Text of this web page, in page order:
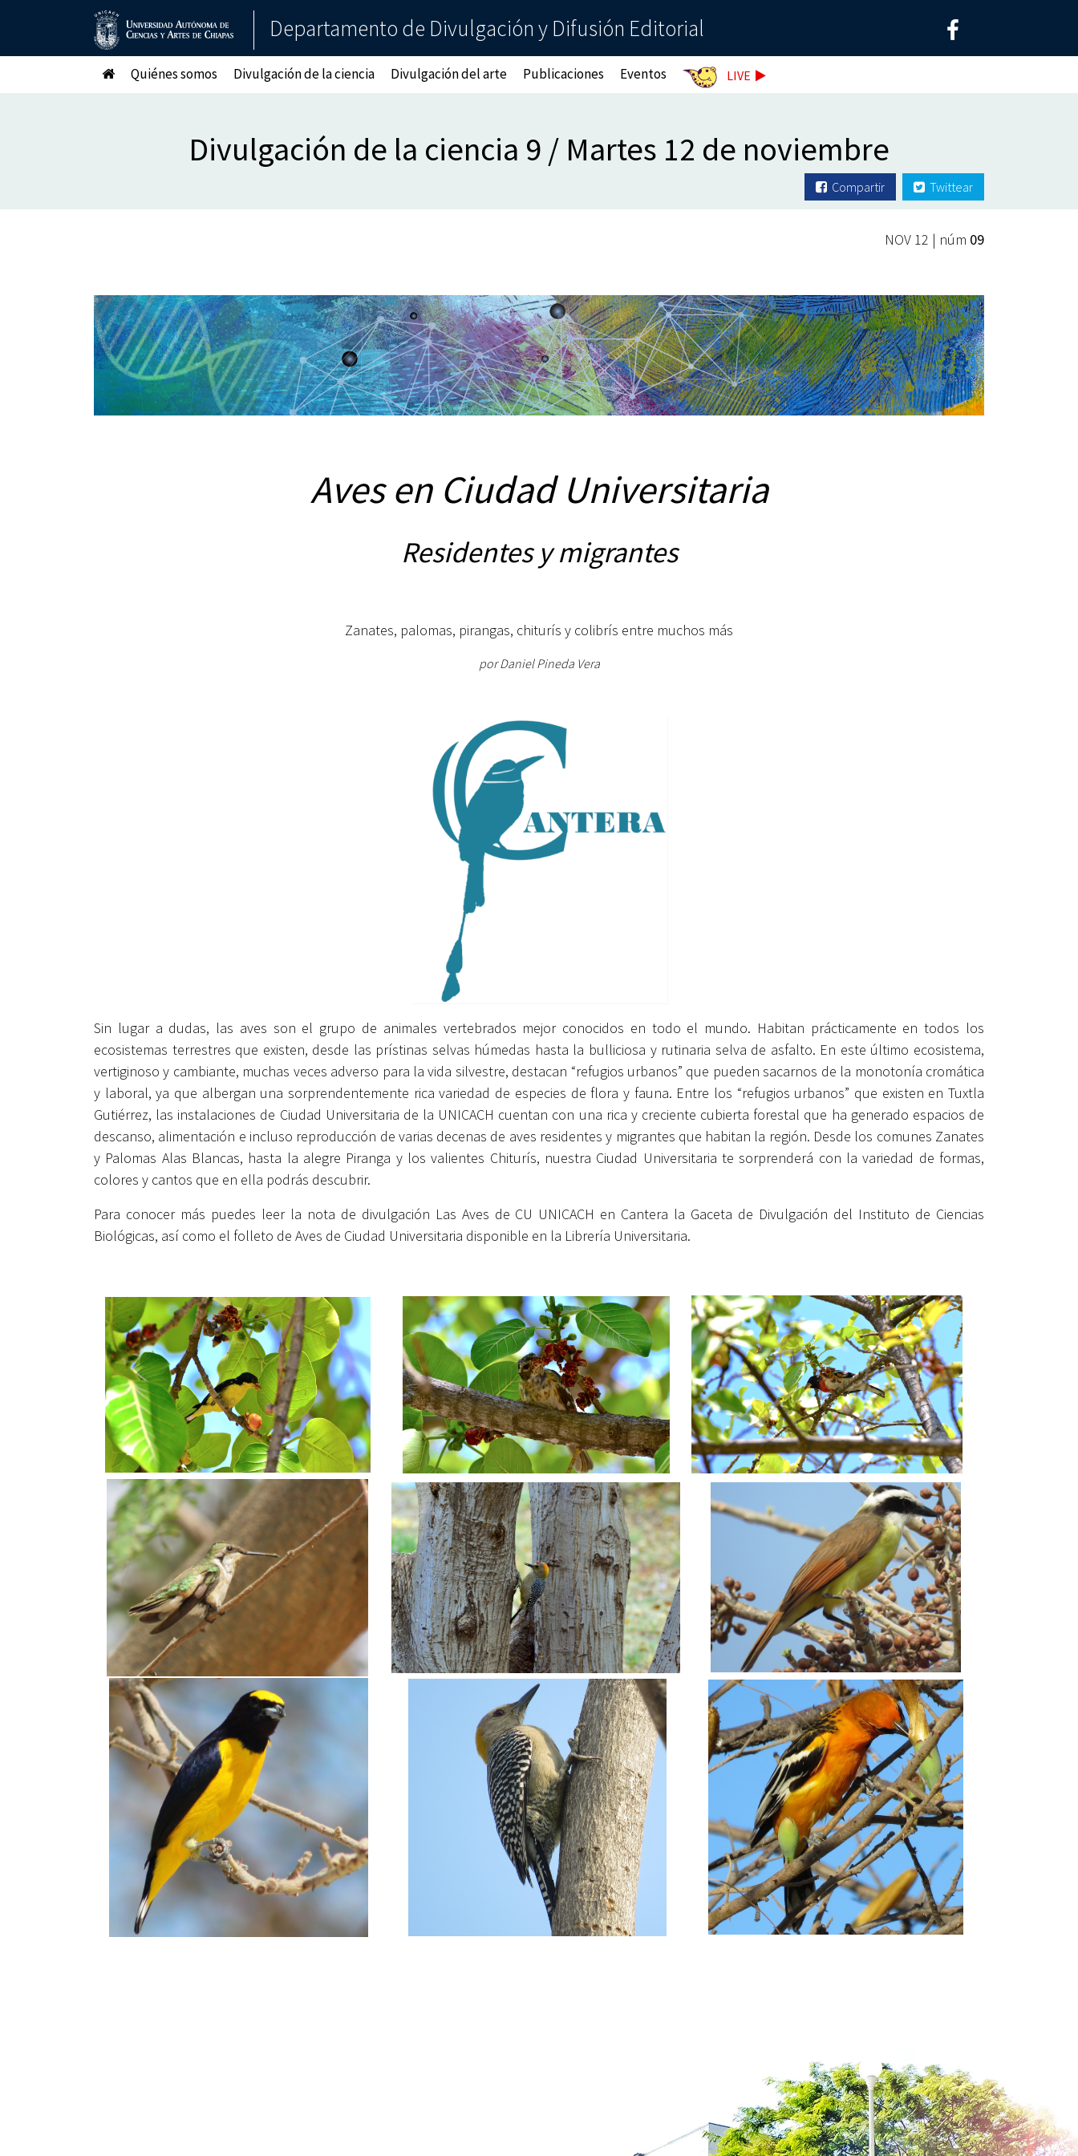
Departamento de Divulgación y Difusión Editorial
Quiénes somos Divulgación de la ciencia Divulgación del arte Publicaciones Eventos LIVE
Divulgación de la ciencia 9 / Martes 12 de noviembre
Compartir Twittear
NOV 12 | núm 09
Aves en Ciudad Universitaria
Residentes y migrantes
Zanates, palomas, pirangas, chiturís y colibrís entre muchos más
por Daniel Pineda Vera
Sin lugar a dudas, las aves son el grupo de animales vertebrados mejor conocidos en todo el mundo. Habitan prácticamente en todos los
ecosistemas terrestres que existen, desde las prístinas selvas húmedas hasta la bulliciosa y rutinaria selva de asfalto. En este último ecosistema,
vertiginoso y cambiante, muchas veces adverso para la vida silvestre, destacan “refugios urbanos” que pueden sacarnos de la monotonía cromática
y laboral, ya que albergan una sorprendentemente rica variedad de especies de flora y fauna. Entre los “refugios urbanos” que existen en Tuxtla
Gutiérrez, las instalaciones de Ciudad Universitaria de la UNICACH cuentan con una rica y creciente cubierta forestal que ha generado espacios de
descanso, alimentación e incluso reproducción de varias decenas de aves residentes y migrantes que habitan la región. Desde los comunes Zanates
y Palomas Alas Blancas, hasta la alegre Piranga y los valientes Chiturís, nuestra Ciudad Universitaria te sorprenderá con la variedad de formas,
colores y cantos que en ella podrás descubrir.
Para conocer más puedes leer la nota de divulgación Las Aves de CU UNICACH en Cantera la Gaceta de Divulgación del Instituto de Ciencias
Biológicas, así como el folleto de Aves de Ciudad Universitaria disponible en la Librería Universitaria.